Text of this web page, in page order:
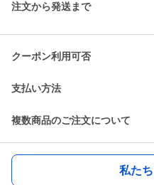
注文から発送まで
クーポン利用可否
支払い方法
複数商品のご注文について
私た